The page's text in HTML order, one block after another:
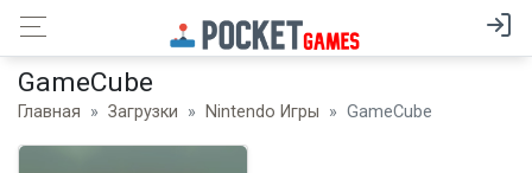
GameCube
Главная Загрузки Nintendo Игры GameCube